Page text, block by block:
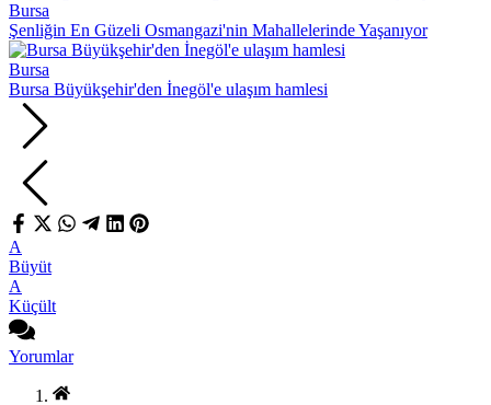
Bursa
Şenliğin En Güzeli Osmangazi'nin Mahallelerinde Yaşanıyor
Bursa
Bursa Büyükşehir'den İnegöl'e ulaşım hamlesi
A
Büyüt
A
Küçült
Yorumlar